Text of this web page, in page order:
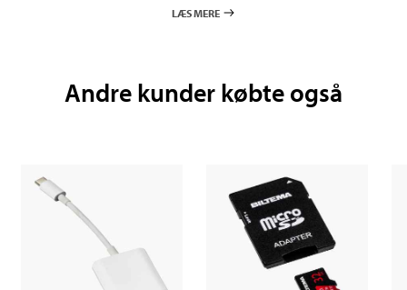
LÆS MERE
Andre kunder købte også